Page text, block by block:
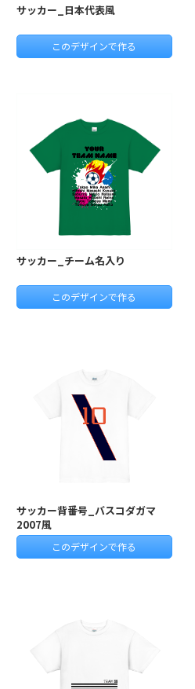
サッカー_日本代表風
このデザインで作る
サッカー_チーム名入り
このデザインで作る
サッカー背番号_バスコダガマ
2007風
このデザインで作る